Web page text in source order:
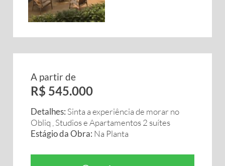
A partir de
R$ 545.000
Detalhes: Sinta a experiência de morar no
Obliq , Studios e Apartamentos 2 suítes
Estágio da Obra: Na Planta